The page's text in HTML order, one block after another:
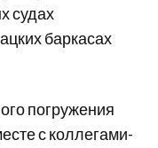
судах
баркасах
погружения
с коллегами-